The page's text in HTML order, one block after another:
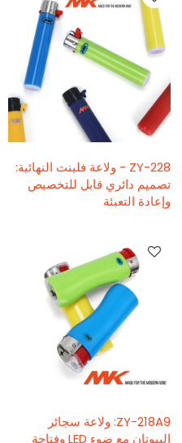
ZY-228 - ولاعة فلينت النهائية:
تصميم دائري قابل للتخصيص
وإعادة التعبئة
ZY-218A9: ولاعة سجائر
البيوتان مع ضوء LED وفتاحة